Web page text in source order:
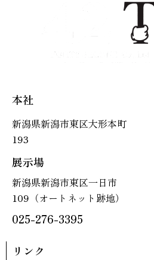
本社
新潟県新潟市東区大形本町
193
展示場
新潟県新潟市東区一日市
109（オートネット跡地）
025-276-3395
リンク